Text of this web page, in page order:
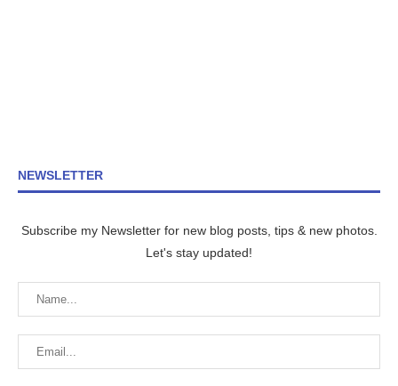
NEWSLETTER
Subscribe my Newsletter for new blog posts, tips & new photos.
Let's stay updated!